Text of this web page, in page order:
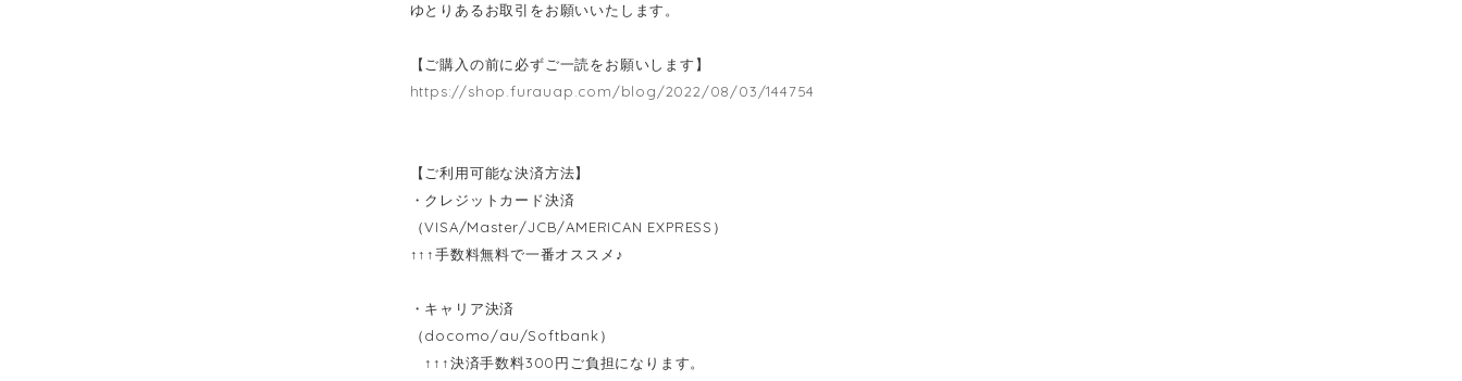
ゆとりあるお取引をお願いいたします。
【ご購入の前に必ずご一読をお願いします】
https://shop.furauap.com/blog/2022/08/03/144754
【ご利用可能な決済方法】
・クレジットカード決済
（VISA/Master/JCB/AMERICAN EXPRESS）
↑↑↑手数料無料で一番オススメ♪
・キャリア決済
（docomo/au/Softbank）
↑↑↑決済手数料300円ご負担になります。